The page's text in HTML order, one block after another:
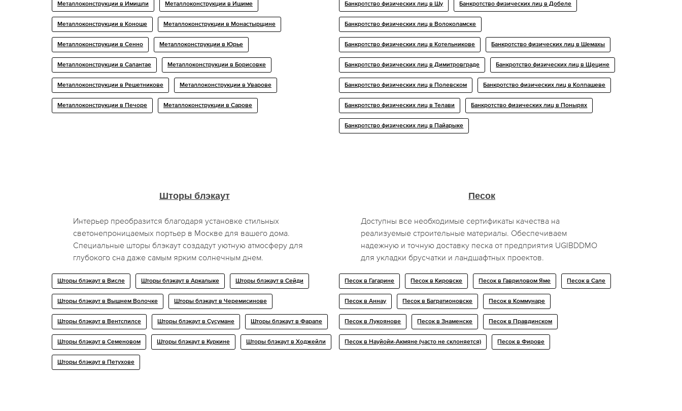
Металлоконструкции в Имишли Металлоконструкции в Ишиме
Металлоконструкции в Коноше Металлоконструкции в Монастырщине
Металлоконструкции в Сенно Металлоконструкции в Юрье
Металлоконструкции в Салантае Металлоконструкции в Борисовке
Металлоконструкции в Решетникове Металлоконструкции в Уварове
Металлоконструкции в Печоре Металлоконструкции в Сарове
Банкротство физических лиц в Шу Банкротство физических лиц в Добелe
Банкротство физических лиц в Волоколамске
Банкротство физических лиц в Котельникове Банкротство физических лиц в Шемахы
Банкротство физических лиц в Димитровграде Банкротство физических лиц в Щецине
Банкротство физических лиц в Полевском Банкротство физических лиц в Колпашеве
Банкротство физических лиц в Телави Банкротство физических лиц в Понырях
Банкротство физических лиц в Пайарыке
Шторы блэкаут
Интерьер преобразится благодаря установке стильных
светонепроницаемых портьер в Москве для вашего дома.
Специальные шторы блэкаут создадут уютную атмосферу для
глубокого сна даже самым ярким солнечным днем.
Шторы блэкаут в Висле Шторы блэкаут в Аркалыке Шторы блэкаут в Сейди
Шторы блэкаут в Вышнем Волочке Шторы блэкаут в Черемисинове
Шторы блэкаут в Вентспилсе Шторы блэкаут в Сусумане Шторы блэкаут в Фарапе
Шторы блэкаут в Семеновом Шторы блэкаут в Куркине Шторы блэкаут в Ходжейли
Шторы блэкаут в Петухове
Песок
Доступны все необходимые сертификаты качества на
реализуемые строительные материалы. Обеспечиваем
надежную и точную доставку песка от предприятия UGIBDDMO
для укладки брусчатки и ландшафтных проектов.
Песок в Гагарине Песок в Кировске Песок в Гавриловом Яме Песок в Сале
Песок в Аннау Песок в Багратионовске Песок в Коммунаре
Песок в Лукоянове Песок в Знаменске Песок в Правдинском
Песок в Науйойи-Акмяне (часто не склоняется) Песок в Фирове